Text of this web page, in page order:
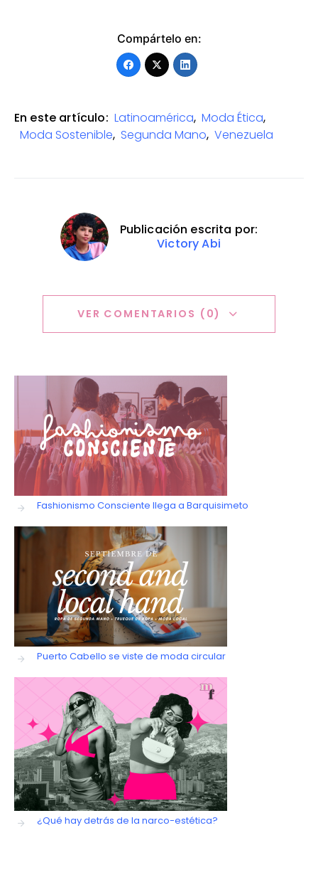
Compártelo en:
En este artículo: Latinoamérica, Moda Ética,
Moda Sostenible, Segunda Mano, Venezuela
Publicación escrita por:
Victory Abi
VER COMENTARIOS (0)
Fashionismo Consciente llega a Barquisimeto
Puerto Cabello se viste de moda circular
¿Qué hay detrás de la narco-estética?